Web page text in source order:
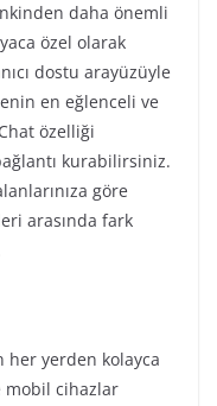
daha önemli
özel olarak
dostu arayüzüyle
en eğlenceli ve
özelliği
kurabilirsiniz.
göre
arasında fark
her yerden kolayca
mobil cihazlar